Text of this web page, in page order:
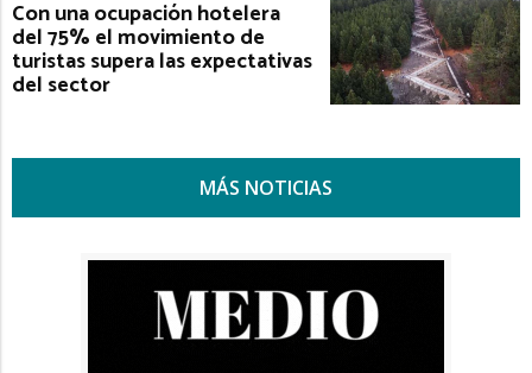
Con una ocupación hotelera
del 75% el movimiento de
turistas supera las expectativas
del sector
MÁS NOTICIAS